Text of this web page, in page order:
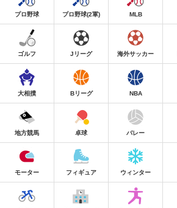
プロ野球 プロ野球(2軍) MLB
ゴルフ Jリーグ 海外サッカー
大相撲 Bリーグ NBA
地方競馬 卓球 バレー
モーター フィギュア ウィンター